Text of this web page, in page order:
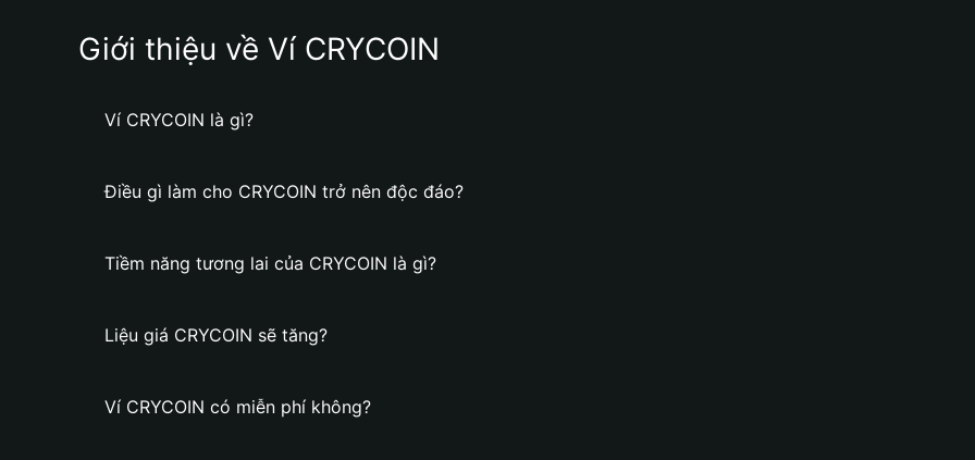
Giới thiệu về Ví CRYCOIN
Ví CRYCOIN là gì?
Điều gì làm cho CRYCOIN trở nên độc đáo?
Tiềm năng tương lai của CRYCOIN là gì?
Liệu giá CRYCOIN sẽ tăng?
Ví CRYCOIN có miễn phí không?